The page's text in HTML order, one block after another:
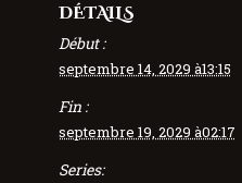
DÉTAILS
Début :
septembre 14, 2029 à13:15
Fin :
septembre 19, 2029 à02:17
Series: